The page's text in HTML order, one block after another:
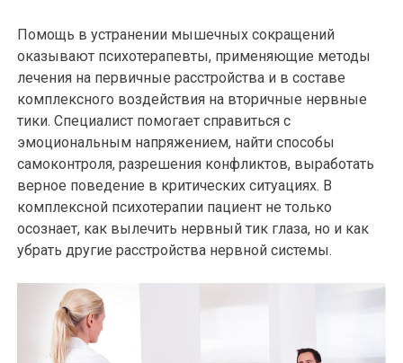
Помощь в устранении мышечных сокращений
оказывают психотерапевты, применяющие методы
лечения на первичные расстройства и в составе
комплексного воздействия на вторичные нервные
тики. Специалист помогает справиться с
эмоциональным напряжением, найти способы
самоконтроля, разрешения конфликтов, выработать
верное поведение в критических ситуациях. В
комплексной психотерапии пациент не только
осознает, как вылечить нервный тик глаза, но и как
убрать другие расстройства нервной системы.